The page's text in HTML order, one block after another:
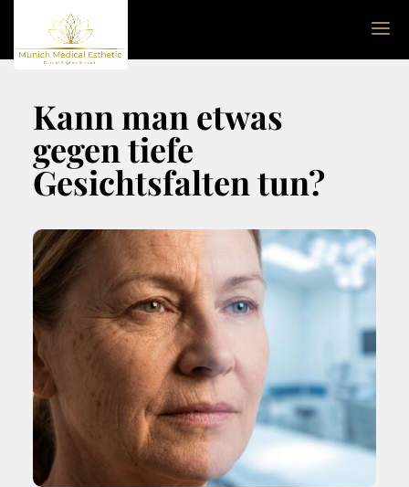
Kann man etwas
gegen tiefe
Gesichtsfalten tun?